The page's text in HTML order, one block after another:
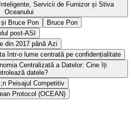
Servicii de Furnizor și Stiva
Oceanului
Bruce Pon
Bruce Pon
post-ASI
din 2017 până Azi
într-o lume centrată pe confidențialitate
Centralizată a Datelor: Cine îți
datele?
Peisajul Competitiv
Protocol (OCEAN)